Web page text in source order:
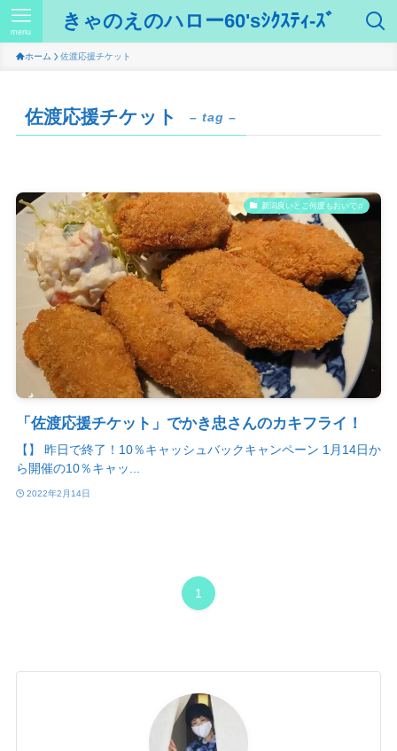
きゃのえのハロー60'sｼｸｽﾃｨ-ｽﾞ
menu
ホーム 佐渡応援チケット
佐渡応援チケット – tag –
新潟良いとこ何度もおいで♫
「佐渡応援チケット」でかき忠さんのカキフライ！
【】 昨日で終了！10％キャッシュバックキャンペーン 1月14日か
ら開催の10％キャッ...
2022年2月14日
1